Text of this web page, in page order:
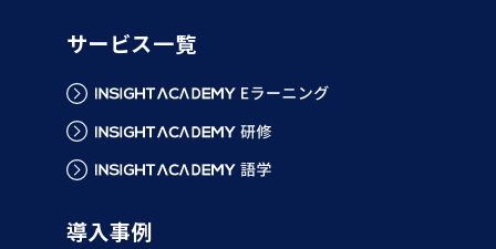
サービス一覧
導入事例